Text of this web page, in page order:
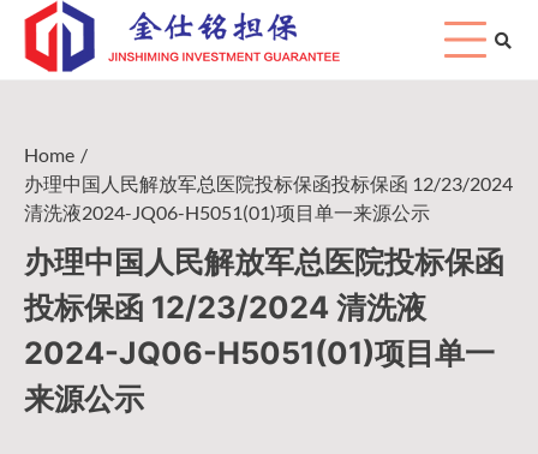
Skip
content
Home
办理中国人民解放军总医院投标保函投标保函 12/23/2024
清洗液2024-JQ06-H5051(01)项目单一来源公示
办理中国人民解放军总医院投标保函
投标保函 12/23/2024 清洗液
2024-JQ06-H5051(01)项目单一
来源公示